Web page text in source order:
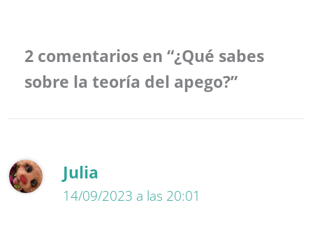
2 comentarios en “¿Qué sabes
sobre la teoría del apego?”
Julia
14/09/2023 a las 20:01